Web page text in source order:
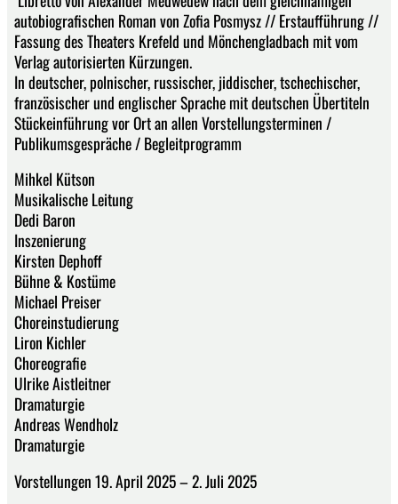
autobiografischen Roman von Zofia Posmysz // Erstaufführung //
Fassung des Theaters Krefeld und Mönchengladbach mit vom
Verlag autorisierten Kürzungen.
In deutscher, polnischer, russischer, jiddischer, tschechischer,
französischer und englischer Sprache mit deutschen Übertiteln
Stückeinführung vor Ort an allen Vorstellungsterminen /
Publikumsgespräche / Begleitprogramm
Mihkel Kütson
Musikalische Leitung
Dedi Baron
Inszenierung
Kirsten Dephoff
Bühne & Kostüme
Michael Preiser
Choreinstudierung
Liron Kichler
Choreografie
Ulrike Aistleitner
Dramaturgie
Andreas Wendholz
Dramaturgie
Vorstellungen 19. April 2025 – 2. Juli 2025